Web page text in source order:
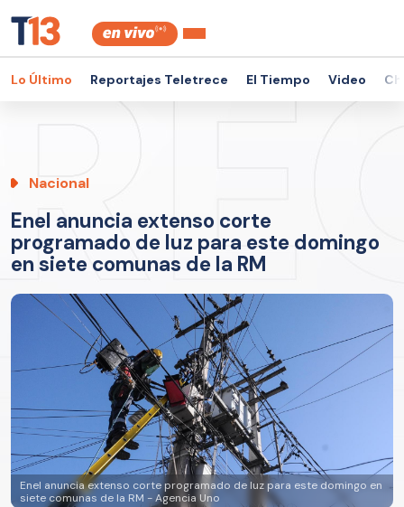
Lo Último Reportajes Teletrece El Tiempo Video
Nacional
Enel anuncia extenso corte
programado de luz para este domingo
en siete comunas de la RM
Enel anuncia extenso corte programado de luz para este domingo en
siete comunas de la RM - Agencia Uno